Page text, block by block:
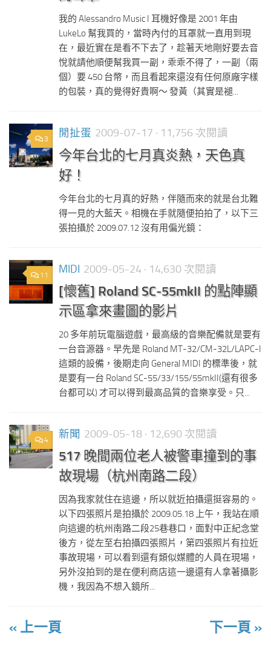
我的 Alessandro Music I 耳機好像是 2001 年由
LukeLo 幫我買的，當時內付的耳罩就一直用到現
在，最近實在是看不下去了，趁著天地剛好要去音
悅就請他順便幫我買一副，乖乖不得了，一副（兩
個）要 450 台幣，而且看起來還沒有任何原廠字樣
的包裝，真的覺得好貴啊～ 發黃（其實是褪...
3 閒扯蛋 2009-07-17 · 11,756 次閱讀
今年台北的七月真炎熱，天色真
好！
今年台北的七月真的好熱，伴隨而來的就是台北難
得一見的大藍天。相機在手就隨便拍拍了，以下三
張拍攝於 2009.07.12 沒有用偏光鏡：
11 MIDI 2009-05-24 · 14,630 次閱讀
[懷舊] Roland SC-55mkII 的點陣顯
示區拿來畫圖的影片
20 多年前玩電腦遊戲，最高級的音樂配備就是要有
一台音源器。早先是 Roland MT-32/CM-32L/LAPC-I
這類的設備，後期走向 General MIDI 的標準後，就
是要有一台 Roland SC-55/33/155/55mkII(還有很多
台都可以) 才可以得到最高品質的音樂享受。只...
4 新聞 2009-05-18 · 12,690 次閱讀
517 晚間兩位老人被警車撞到的事
故現場（杭州南路二段）
因為我家就住在這邊，所以就近拍攝還挺容易的。
以下四張照片是拍攝於 2009.05.18 上午，我站在順
向這邊的杭州南路二段25巷巷口，面對中正紀念堂
後方，從左至右拍攝四張照片，第四張照片有拉近
事故現場，可以看到還有類似媒體的人員在現場，
另外沒拍到的是在便利商店這一邊還有人拿著攝影
機，我因為不想入鏡所...
« 上一頁 下一頁 »